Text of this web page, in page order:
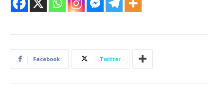
Facebook Twitter